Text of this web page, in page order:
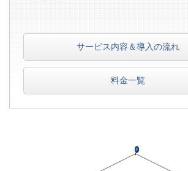
サービス内容＆導入の流れ
料金一覧